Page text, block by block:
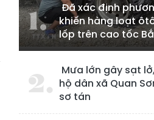
Đã xác định
khiến hàng loạt
lốp trên cao tốc
Mưa lớn gây sạt
hộ dân xã Quan
sơ tán